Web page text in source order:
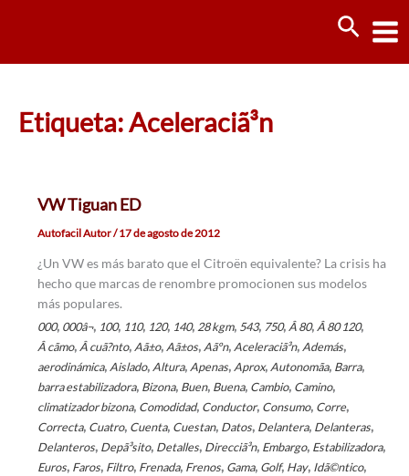
Etiqueta: Aceleraciã³n
VW Tiguan ED
Autofacil Autor/17 de agosto de 2012
¿Un VW es más barato que el Citroën equivalente? La crisis ha
hecho que marcas de renombre promocionen sus modelos
más populares.
000, 000â¬, 100, 110, 120, 140, 28 kgm, 543, 750, Â 80, Â 80 120,
Â cãmo, Â cuã?nto, Aã±o, Aã±os, Aãºn, Aceleraciã³n, Además,
aerodinámica, Aislado, Altura, Apenas, Aprox, Autonomã­a, Barra,
barra estabilizadora, Bizona, Buen, Buena, Cambio, Camino,
climatizador bizona, Comodidad, Conductor, Consumo, Corre,
Correcta, Cuatro, Cuenta, Cuestan, Datos, Delantera, Delanteras,
Delanteros, Depã³sito, Detalles, Direcciã³n, Embargo, Estabilizadora,
Euros, Faros, Filtro, Frenada, Frenos, Gama, Golf, Hay, Idã©ntico,